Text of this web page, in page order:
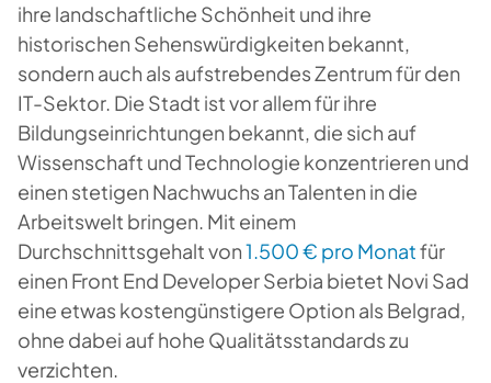
ihre landschaftliche Schönheit und ihre
historischen Sehenswürdigkeiten bekannt,
sondern auch als aufstrebendes Zentrum für den
IT-Sektor. Die Stadt ist vor allem für ihre
Bildungseinrichtungen bekannt, die sich auf
Wissenschaft und Technologie konzentrieren und
einen stetigen Nachwuchs an Talenten in die
Arbeitswelt bringen. Mit einem
Durchschnittsgehalt von1.500 € pro Monatfür
einen Front End Developer Serbia bietet Novi Sad
eine etwas kostengünstigere Option als Belgrad,
ohne dabei auf hohe Qualitätsstandards zu
verzichten.